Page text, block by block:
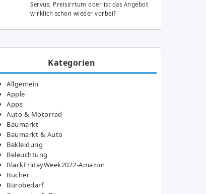
Servus, Preisirrtum oder ist das Angebot
wirklich schon wieder vorbei?
Kategorien
Allgemein
Apple
Apps
Auto & Motorrad
Baumarkt
Baumarkt & Auto
Bekleidung
Beleuchtung
BlackFridayWeek2022-Amazon
Bücher
Bürobedarf